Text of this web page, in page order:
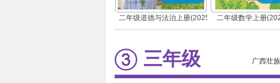
二年级道德与法治上册(2025
秋版)(部编版)
二年级数学上册
三年级 广西壮